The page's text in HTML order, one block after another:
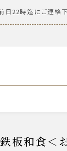
日22時迄にご連絡下
板和食＜